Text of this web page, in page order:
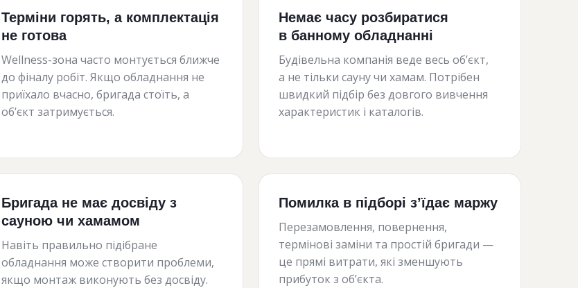
Терміни горять, а комплектація
не готова
Wellness-зона часто монтується ближче
до фіналу робіт. Якщо обладнання не
приїхало вчасно, бригада стоїть, а
об’єкт затримується.
Немає часу розбиратися
в банному обладнанні
Будівельна компанія веде весь об’єкт,
а не тільки сауну чи хамам. Потрібен
швидкий підбір без довгого вивчення
характеристик і каталогів.
Бригада не має досвіду з
сауною чи хамамом
Навіть правильно підібране
обладнання може створити проблеми,
якщо монтаж виконують без досвіду.
Помилка в підборі з’їдає маржу
Перезамовлення, повернення,
термінові заміни та простій бригади —
це прямі витрати, які зменшують
прибуток з об’єкта.